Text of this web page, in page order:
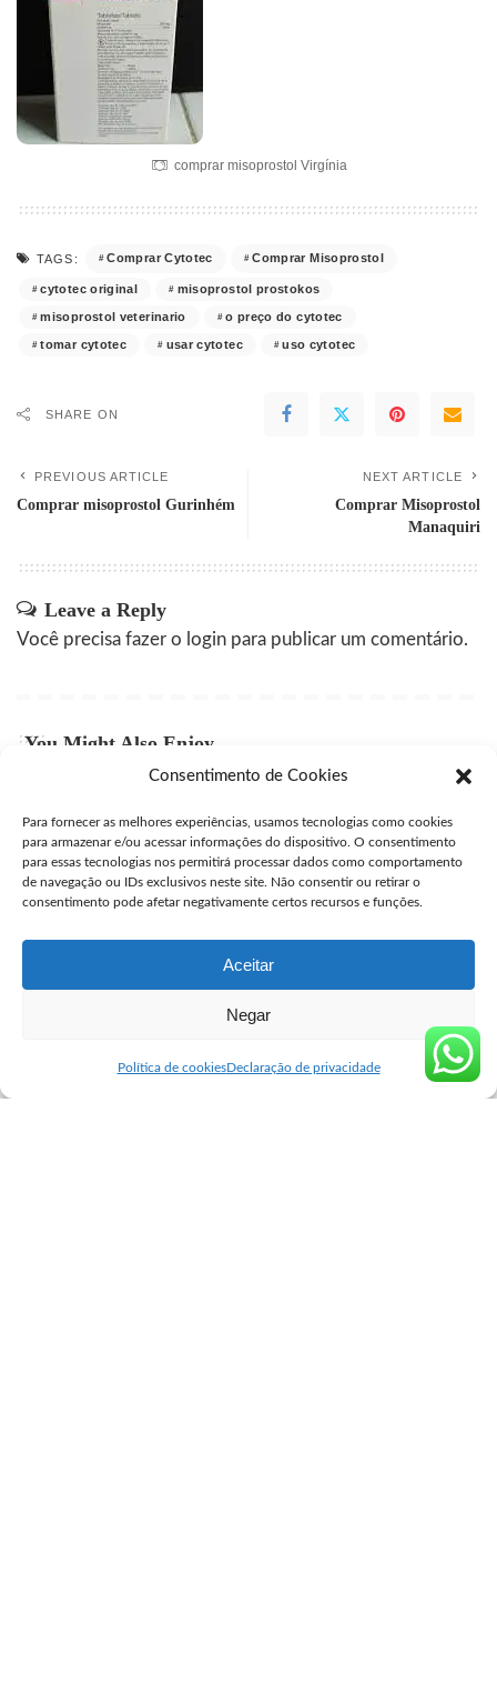
Consentimento de Cookies
Para fornecer as melhores experiências, usamos tecnologias como cookies
para armazenar e/ou acessar informações do dispositivo. O consentimento
para essas tecnologias nos permitirá processar dados como comportamento
de navegação ou IDs exclusivos neste site. Não consentir ou retirar o
consentimento pode afetar negativamente certos recursos e funções.
Aceitar
Negar
Política de cookiesDeclaração de privacidade
comprar misoprostol Virgínia
TAGS: Comprar Cytotec Comprar Misoprostol
cytotec original misoprostol prostokos
misoprostol veterinario o preço do cytotec
tomar cytotec usar cytotec uso cytotec
SHARE ON
PREVIOUS ARTICLE
Comprar misoprostol Gurinhém
NEXT ARTICLE
Comprar Misoprostol
Manaquiri
Leave a Reply
Você precisa fazer o login para publicar um comentário.
You Might Also Enjoy
by
user julho 27, 2026
Comprar Misprostol Original São José dos Campos
by
user julho 24, 2026
Comprar misoprostol Gurinhém
Comprar misoprostol Gurinhém